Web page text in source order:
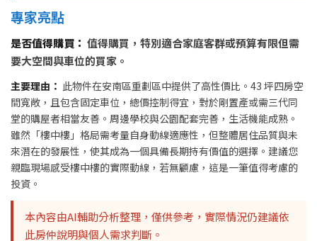
專家亮點
是否值得購買： 值得購買，特別適合家庭客群或預算有限但需
要大空間與車位的買家。
主要理由： 此物件在安南區重劃區中提供了高性價比。43 坪四房空
間寬敞，且包含固定車位，總價控制得宜，對於剛置產或需三代同
堂的購屋者相當友善。周邊學校與公園配套完善，生活機能成熟。
雖然「樓中樓」格局需考量自身動線適應性，但整體居住品質與未
來潛在的發展性，使其成為一個具備長期持有價值的選擇。建議您
親臨現場感受樓中樓的實際動線，若無顧慮，這是一筆值得考慮的
投資。
本內容由AI輔助分析整理，僅供參考，實際情況仍建議依
此房仲說明與個人需求判斷。